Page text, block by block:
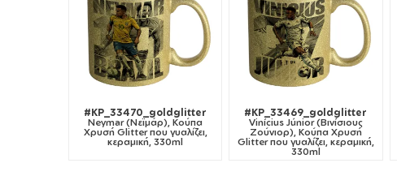
#KP_33470_goldglitter
Neymar (Νεϊμάρ), Κούπα
Χρυσή Glitter που γυαλίζει,
κεραμική, 330ml
#KP_33469_goldglitter
Vinícius Júnior (Βινίσιους
Ζούνιορ), Κούπα Χρυσή
Glitter που γυαλίζει, κεραμική,
330ml